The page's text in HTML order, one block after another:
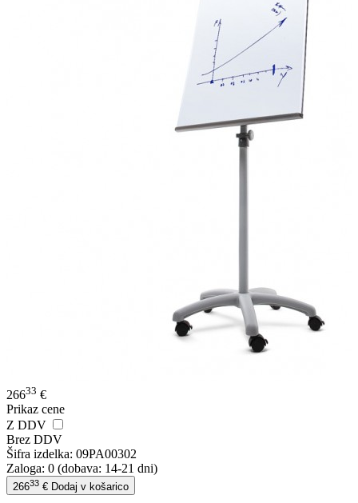
26633 €
Prikaz cene
Z DDV
Brez DDV
Šifra izdelka: 09PA00302
Zaloga: 0 (dobava: 14-21 dni)
26633 € Dodaj v košarico